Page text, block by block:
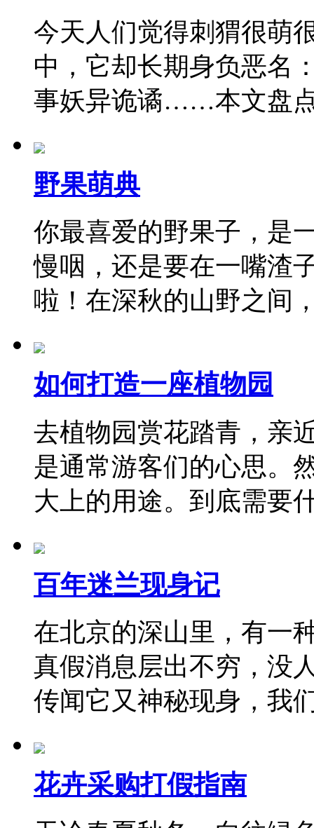
今天人们觉得刺猬很萌
中，它却长期身负恶名
事妖异诡谲……本文盘
野果萌典
你最喜爱的野果子，是
慢咽，还是要在一嘴渣
啦！在深秋的山野之
如何打造一座植物园
去植物园赏花踏青，亲
是通常游客们的心思。
大上的用途。到底需
百年迷兰现身记
在北京的深山里，有一
真假消息层出不穷，没
传闻它又神秘现身，
花卉采购打假指南